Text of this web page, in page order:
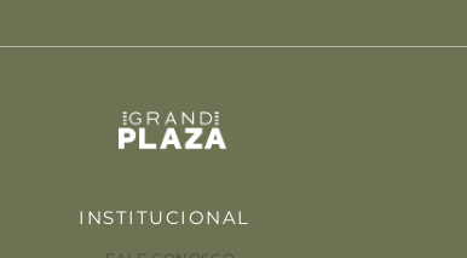
INSTITUCIONAL